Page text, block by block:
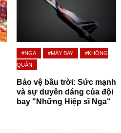
#NGA #MÁY BAY
#KHÔNG
QUÂN
Bảo vệ bầu trời: Sức mạnh
và sự duyên dáng của đội
bay "Những Hiệp sĩ Nga"